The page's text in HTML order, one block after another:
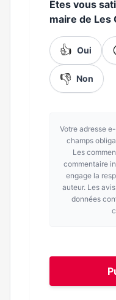
Etes vous
maire de Les
👍 Oui
👎 Non
Votre adresse
champs
Les
commentaire
engage la
auteur. Les
données